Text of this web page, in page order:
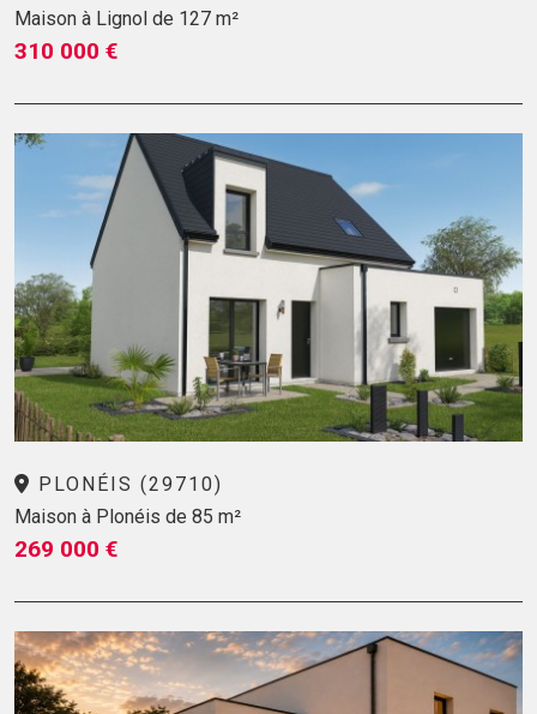
Maison à Lignol de 127 m²
310 000 €
PLONÉIS (29710)
Maison à Plonéis de 85 m²
269 000 €